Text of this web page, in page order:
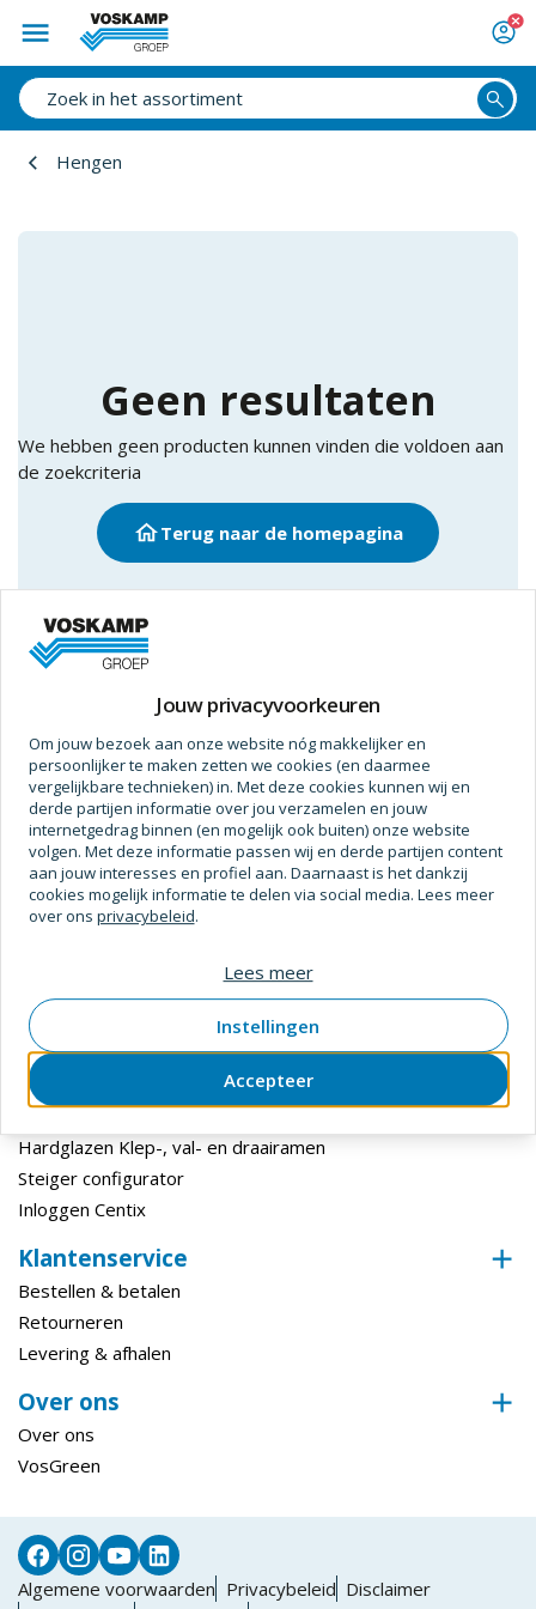
Hengen
Geen resultaten
We hebben geen producten kunnen vinden die voldoen aan
de zoekcriteria
Terug naar de homepagina
Divisies
Voskamp Bouw en Industrie
Voskamp Industrietechniek
Voskamp Beveiligingstechniek
Voskamp Toegangstechniek
Voskamp Industriedeuren
Digitale Oplossingen
Inloggen ECmanage
Hardglazen Klep-, val- en draairamen
Steiger configurator
Inloggen Centix
Klantenservice
Bestellen & betalen
Retourneren
Levering & afhalen
Over ons
Over ons
VosGreen
Algemene voorwaarden Privacybeleid Disclaimer
Jouw privacyvoorkeuren
Om jouw bezoek aan onze website nóg makkelijker en
persoonlijker te maken zetten we cookies (en daarmee
vergelijkbare technieken) in. Met deze cookies kunnen wij en
derde partijen informatie over jou verzamelen en jouw
internetgedrag binnen (en mogelijk ook buiten) onze website
volgen. Met deze informatie passen wij en derde partijen content
aan jouw interesses en profiel aan. Daarnaast is het dankzij
cookies mogelijk informatie te delen via social media. Lees meer
over ons privacybeleid.
Accepteer
Instellingen
Lees meer